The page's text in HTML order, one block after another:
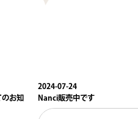
のお知
2024-07-24
Nanci販売中です